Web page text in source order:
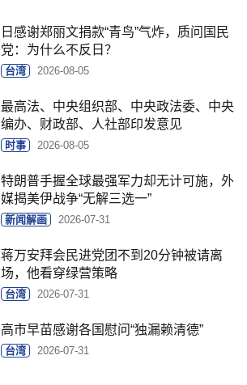
日感谢郑丽文捐款“青鸟”气炸，质问国民
党：为什么不反日？
台湾 2026-08-05
最高法、中央组织部、中央政法委、中央
编办、财政部、人社部印发意见
时事 2026-08-05
特朗普手握全球最强军力却无计可施，外
媒揭美伊战争“无解三选一”
新闻解画 2026-07-31
蒋万安拜会民进党团不到20分钟被请离
场，他看穿绿营策略
台湾 2026-07-31
高市早苗感谢各国慰问“独漏赖清德”
台湾 2026-07-31